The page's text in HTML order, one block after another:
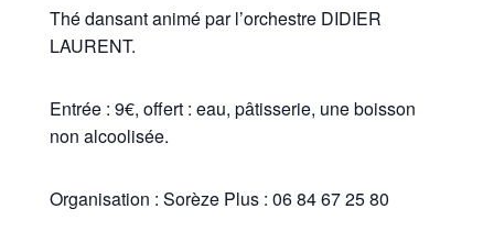
Thé dansant animé par l’orchestre DIDIER
LAURENT.
Entrée : 9€, offert : eau, pâtisserie, une boisson
non alcoolisée.
Organisation : Sorèze Plus : 06 84 67 25 80